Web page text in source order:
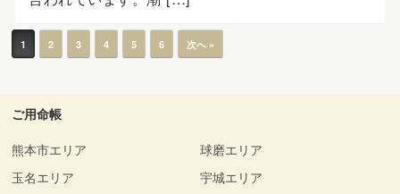
投稿ナビゲーション
1 2 3 4 5 6 次へ »
ご用命帳
熊本市エリア
玉名エリア
球磨エリア
宇城エリア